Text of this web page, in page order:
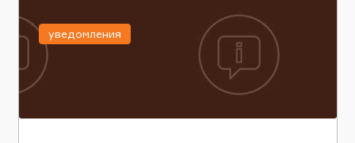
уведомления